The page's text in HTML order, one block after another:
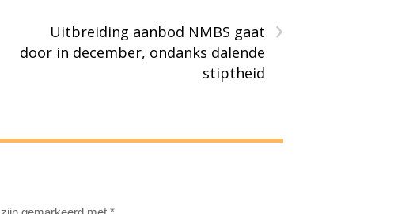
›
Uitbreiding aanbod NMBS gaat
door in december, ondanks dalende
stiptheid